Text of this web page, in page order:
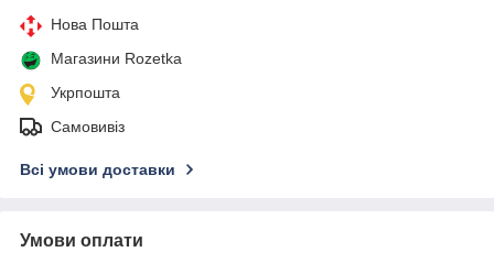
Нова Пошта
Магазини Rozetka
Укрпошта
Самовивіз
Всі умови доставки
Умови оплати